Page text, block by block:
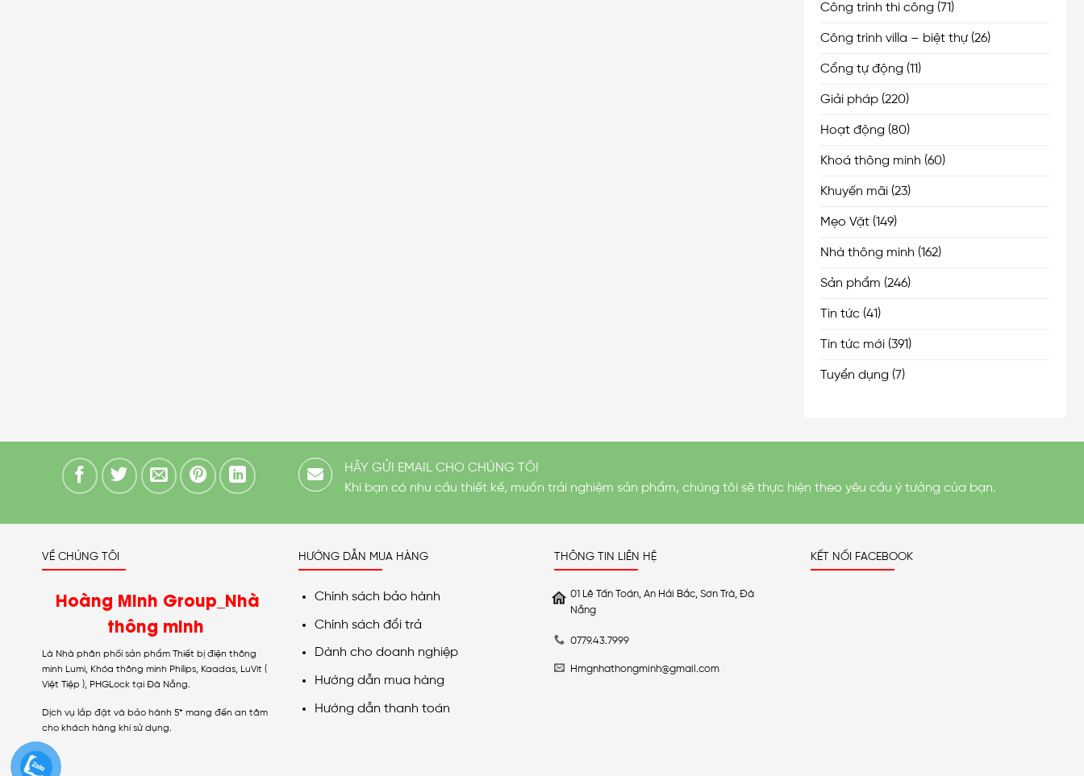
Công trình thi công (71)
Công trình villa – biệt thự(26)
Cổng tự động (11)
Giải pháp (220)
Hoạt động (80)
Khoá thông minh (60)
Khuyến mãi (23)
Mẹo Vặt (149)
Nhà thông minh (162)
Sản phẩm (246)
Tin tức (41)
Tin tức mới (391)
Tuyển dụng (7)
HÃY GỬI EMAIL CHO CHÚNG TÔI
Khi bạn có nhu cầu thiết kế, muốn trải nghiệm sản phẩm, chúng tôi sẽ thực hiện theo yêu cầu ý tưởng của bạn.
VỀ CHÚNG TÔI
Hoàng Minh Group_Nhà
thông minh
Là Nhà phân phối sản phẩm Thiết bị điện thông
minh Lumi, Khóa thông minh Philips, Kaadas, LuVit (
Việt Tiệp ), PHGLock tại Đà Nẵng.
Dịch vụ lắp đặt và bảo hành 5* mang đến an tâm
cho khách hàng khi sử dụng.
HƯỚNG DẪN MUA HÀNG
Chính sách bảo hành
Chính sách đổi trả
Dành cho doanh nghiệp
Hướng dẫn mua hàng
Hướng dẫn thanh toán
THÔNG TIN LIÊN HỆ
01 Lê Tấn Toán, An Hải Bắc, Sơn Trà, Đà
Nẵng
0779.43.7999
Hmgnhathongminh@gmail.com
KẾT NỐI FACEBOOK